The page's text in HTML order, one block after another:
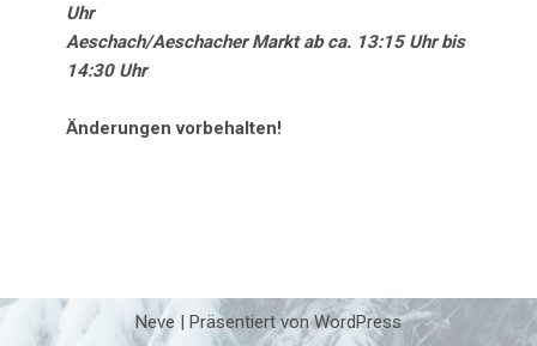
Uhr
Aeschach/Aeschacher Markt ab ca. 13:15 Uhr bis
14:30 Uhr
Änderungen vorbehalten!
Neve | Präsentiert vonWordPress